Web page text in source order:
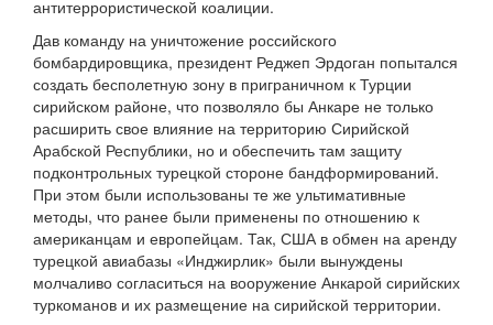
антитеррористической коалиции.
Дав команду на уничтожение российского
бомбардировщика, президент Реджеп Эрдоган попытался
создать бесполетную зону в приграничном к Турции
сирийском районе, что позволяло бы Анкаре не только
расширить свое влияние на территорию Сирийской
Арабской Республики, но и обеспечить там защиту
подконтрольных турецкой стороне бандформирований.
При этом были использованы те же ультимативные
методы, что ранее были применены по отношению к
американцам и европейцам. Так, США в обмен на аренду
турецкой авиабазы «Инджирлик» были вынуждены
молчаливо согласиться на вооружение Анкарой сирийских
туркоманов и их размещение на сирийской территории.